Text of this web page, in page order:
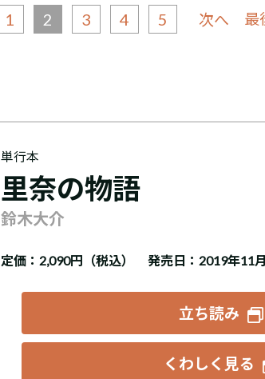
1 2 3 4 5 次へ 最
単行本
里奈の物語
鈴木大介
定価： 2,090円（税込） 発売日：2019年11
立ち読み
くわしく見る